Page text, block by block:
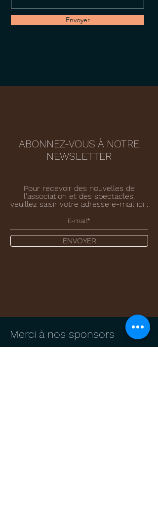
Envoyer
ABONNEZ-VOUS À NOTRE
NEWSLETTER
Pour recevoir des nouvelles de
l'association et des spectacles,
veuillez saisir votre adresse e-mail ici :
ENVOYER
Merci à nos sponsors